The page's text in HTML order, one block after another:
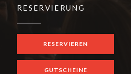
RESERVIERUNG
RESERVIEREN
GUTSCHEINE